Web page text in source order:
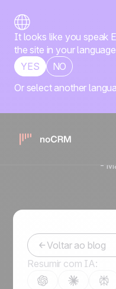
It looks like you speak
the site in your
YES
NO
Or select another
Crie
Modelos
-
Voltar ao blog
Resumir com IA: